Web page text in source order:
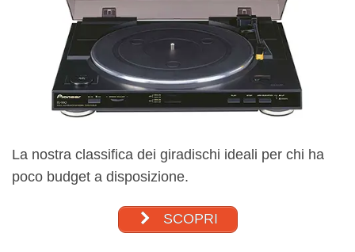
La nostra classifica dei giradischi ideali per chi ha
poco budget a disposizione.
SCOPRI